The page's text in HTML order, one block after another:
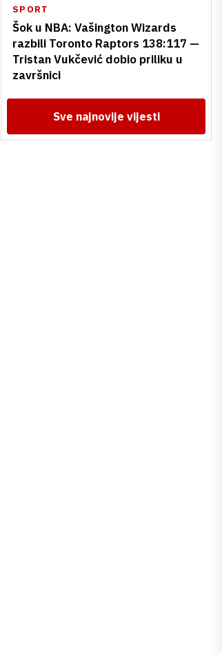
SPORT
Šok u NBA: Vašington Wizards
razbili Toronto Raptors 138:117 —
Tristan Vukčević dobio priliku u
završnici
Sve najnovije vijesti